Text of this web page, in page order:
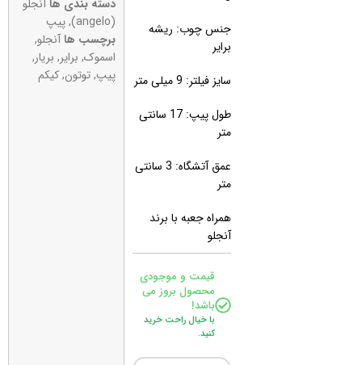
جنس چوب: ریشه
برایر
سایز فیلتر: 9 میلی متر
طول پیپ: 17 سانتی
متر
عمق آتشگاه: 3 سانتی
متر
همراه جعبه با برند
آنجلو
قیمت و موجودی
محصول بروز می
باشد!
با خیال راحت خرید
کنید.
دسته بندی ها آنجلو
(angelo)
,پیپ
برچسب ها آنجلو,
اسموک, برایر, بریار,
پیپ,توتون,کیکم